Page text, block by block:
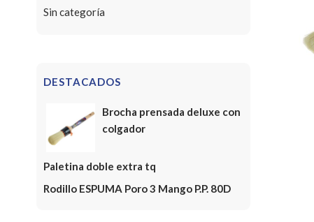
Sin categoría
DESTACADOS
Brocha prensada deluxe con
colgador
Paletina doble extra tq
Rodillo ESPUMA Poro 3 Mango P.P. 80D